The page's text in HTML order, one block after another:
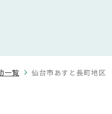
一覧 仙台市あすと長町地区